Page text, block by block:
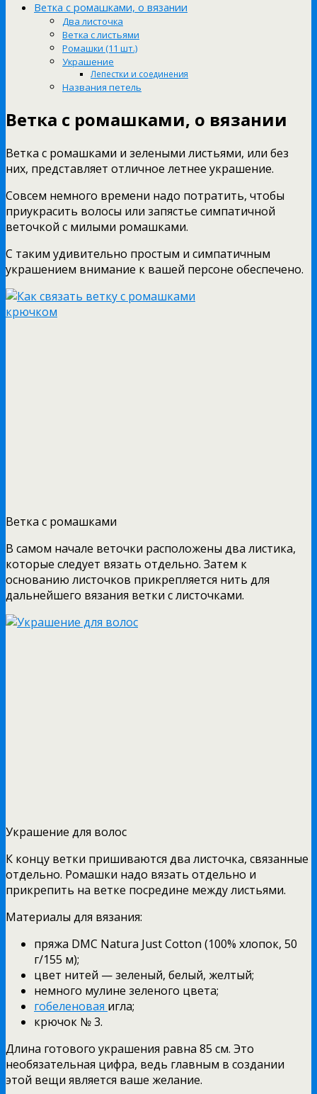
Ветка с ромашками, о вязании
Два листочка
Ветка с листьями
Ромашки (11 шт.)
Украшение
Лепестки и соединения
Названия петель
Ветка с ромашками, о вязании
Ветка с ромашками и зелеными листьями, или без
них, представляет отличное летнее украшение.
Совсем немного времени надо потратить, чтобы
приукрасить волосы или запястье симпатичной
веточкой с милыми ромашками.
С таким удивительно простым и симпатичным
украшением внимание к вашей персоне обеспечено.
Ветка с ромашками
В самом начале веточки расположены два листика,
которые следует вязать отдельно. Затем к
основанию листочков прикрепляется нить для
дальнейшего вязания ветки с листочками.
Украшение для волос
К концу ветки пришиваются два листочка, связанные
отдельно. Ромашки надо вязать отдельно и
прикрепить на ветке посредине между листьями.
Материалы для вязания:
пряжа DMC Natura Just Cotton (100% хлопок, 50
г/155 м);
цвет нитей — зеленый, белый, желтый;
немного мулине зеленого цвета;
гобеленовая игла;
крючок № 3.
Длина готового украшения равна 85 см. Это
необязательная цифра, ведь главным в создании
этой вещи является ваше желание.